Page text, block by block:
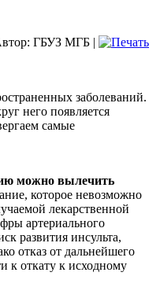
ГБУЗ МГБ |
заболеваний.
него появляется
самые
можно вылечить
которое невозможно
лекарственной
артериального
развития инсульта,
отказ от дальнейшего
к откату к исходному